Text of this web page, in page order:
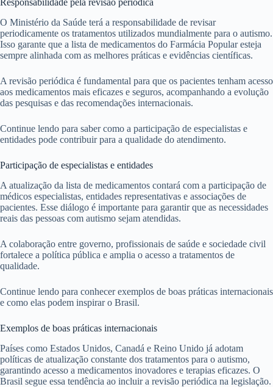
Responsabilidade pela revisão periódica
O Ministério da Saúde terá a responsabilidade de revisar
periodicamente os tratamentos utilizados mundialmente para o autismo.
Isso garante que a lista de medicamentos do Farmácia Popular esteja
sempre alinhada com as melhores práticas e evidências científicas.
A revisão periódica é fundamental para que os pacientes tenham acesso
aos medicamentos mais eficazes e seguros, acompanhando a evolução
das pesquisas e das recomendações internacionais.
Continue lendo para saber como a participação de especialistas e
entidades pode contribuir para a qualidade do atendimento.
Participação de especialistas e entidades
A atualização da lista de medicamentos contará com a participação de
médicos especialistas, entidades representativas e associações de
pacientes. Esse diálogo é importante para garantir que as necessidades
reais das pessoas com autismo sejam atendidas.
A colaboração entre governo, profissionais de saúde e sociedade civil
fortalece a política pública e amplia o acesso a tratamentos de
qualidade.
Continue lendo para conhecer exemplos de boas práticas internacionais
e como elas podem inspirar o Brasil.
Exemplos de boas práticas internacionais
Países como Estados Unidos, Canadá e Reino Unido já adotam
políticas de atualização constante dos tratamentos para o autismo,
garantindo acesso a medicamentos inovadores e terapias eficazes. O
Brasil segue essa tendência ao incluir a revisão periódica na legislação.